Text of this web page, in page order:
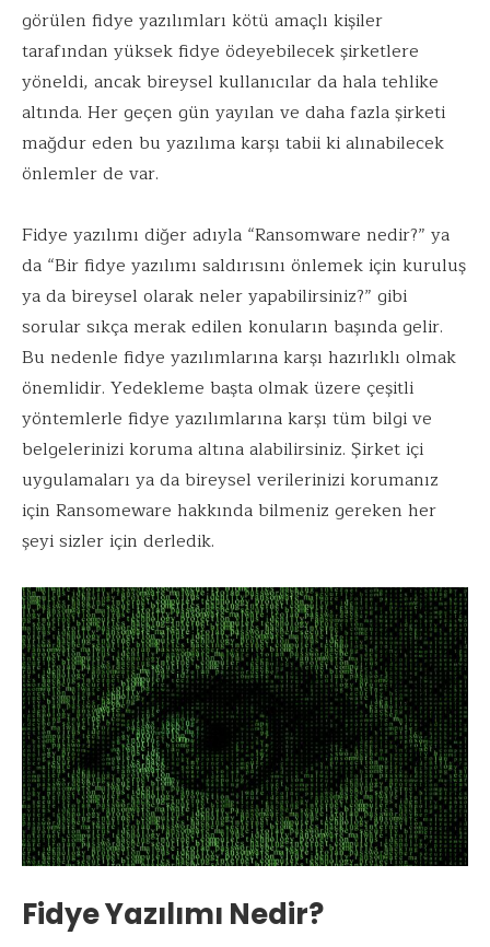
görülen fidye yazılımları kötü amaçlı kişiler
tarafından yüksek fidye ödeyebilecek şirketlere
yöneldi, ancak bireysel kullanıcılar da hala tehlike
altında. Her geçen gün yayılan ve daha fazla şirketi
mağdur eden bu yazılıma karşı tabii ki alınabilecek
önlemler de var.
Fidye yazılımı diğer adıyla “Ransomware nedir?” ya
da “Bir fidye yazılımı saldırısını önlemek için kuruluş
ya da bireysel olarak neler yapabilirsiniz?” gibi
sorular sıkça merak edilen konuların başında gelir.
Bu nedenle fidye yazılımlarına karşı hazırlıklı olmak
önemlidir. Yedekleme başta olmak üzere çeşitli
yöntemlerle fidye yazılımlarına karşı tüm bilgi ve
belgelerinizi koruma altına alabilirsiniz. Şirket içi
uygulamaları ya da bireysel verilerinizi korumanız
için Ransomeware hakkında bilmeniz gereken her
şeyi sizler için derledik.
Fidye Yazılımı Nedir?